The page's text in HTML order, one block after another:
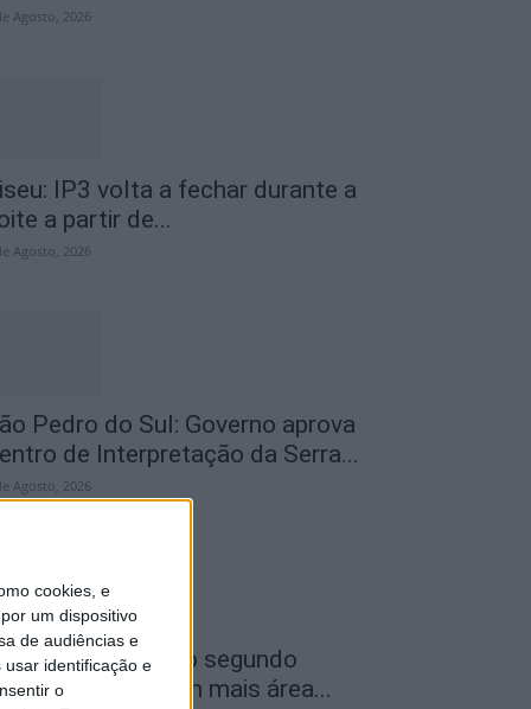
cookies, e
um dispositivo
de audiências e
identificação e
o
Agosto, 2026
IP3 volta a fechar durante a
a partir de...
Agosto, 2026
Pedro do Sul: Governo aprova
de Interpretação da Serra...
Agosto, 2026
Viseu é o segundo
do país com mais área...